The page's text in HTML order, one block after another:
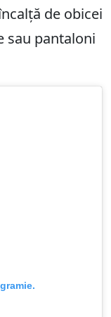
de obicei
sau pantaloni